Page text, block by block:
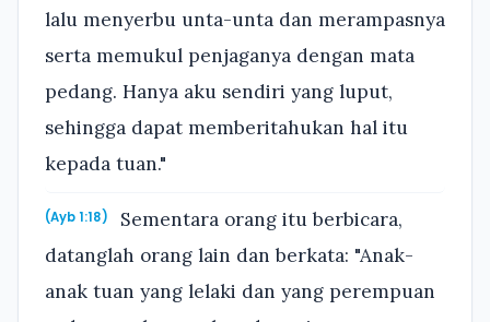
lalu menyerbu unta-unta dan merampasnya
serta memukul penjaganya dengan mata
pedang. Hanya aku sendiri yang luput,
sehingga dapat memberitahukan hal itu
kepada tuan."
(Ayb 1:18)
Sementara orang itu berbicara,
datanglah orang lain dan berkata: "Anak-
anak tuan yang lelaki dan yang perempuan